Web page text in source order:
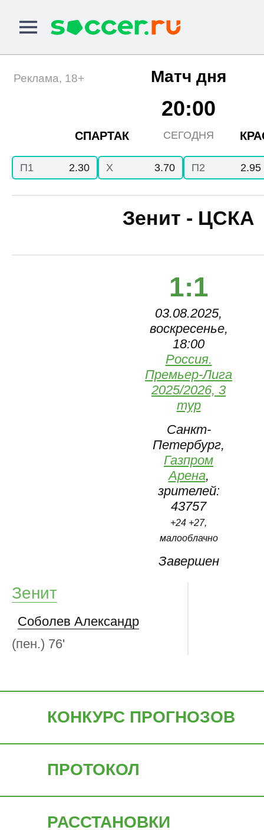
Матч дня
СПАРТАК
20:00
СЕГОДНЯ
Реклама, 18+
П1 2.30 X 3.70 П2 2.95
Зенит - ЦСКА
1:1
03.08.2025,
воскресенье,
18:00
Россия.
Премьер-Лига
2025/2026, 3
тур
Санкт-
Петербург,
Газпром
Арена,
зрителей:
43757
+24 +27,
малооблачно
Завершен
Зенит
Соболев Александр
(пен.) 76'
КОНКУРС ПРОГНОЗОВ
ПРОТОКОЛ
РАССТАНОВКИ